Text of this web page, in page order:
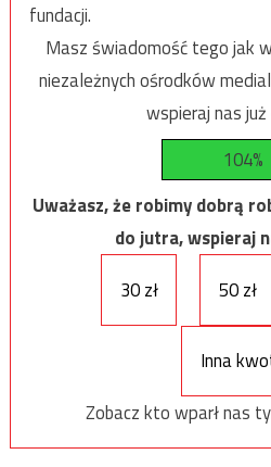
fundacji.
Masz świadomość tego jak
niezależnych ośrodków
wspieraj nas
104%
Uważasz, że robimy dobrą
do jutra, wspieraj
30 zł
50 zł
Inna
Zobacz kto wparł nas